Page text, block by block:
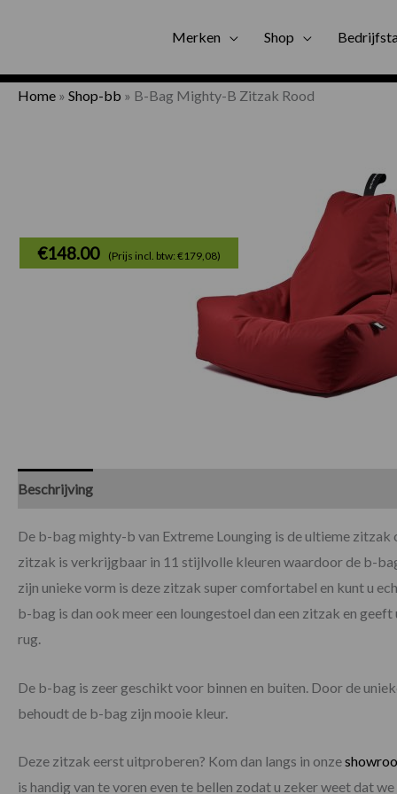
Merken Shop Gratis
Home » Shop-bb » B-Bag Mighty-B Zitzak Rood
€148.00 (Prijs incl. btw: €179,08)
Beschrijving
De b-bag mighty-b van Extreme Lounging is de ultieme zitzak
zitzak is verkrijgbaar in 11 stijlvolle kleuren waardoor de b-
zijn unieke vorm is deze zitzak super comfortabel en kunt u
b-bag is dan ook meer een loungestoel dan een zitzak en
rug.
De b-bag is zeer geschikt voor binnen en buiten. Door de
behoudt de b-bag zijn mooie kleur.
Deze zitzak eerst uitproberen? Kom dan langs in onze
is handig van te voren even te bellen zodat u zeker weet dat